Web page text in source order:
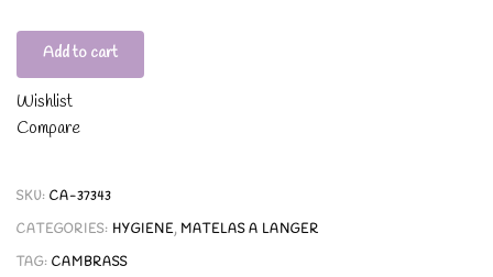
Add to cart
Wishlist
Compare
SKU: CA-37343
CATEGORIES: HYGIENE, MATELAS A LANGER
TAG: CAMBRASS